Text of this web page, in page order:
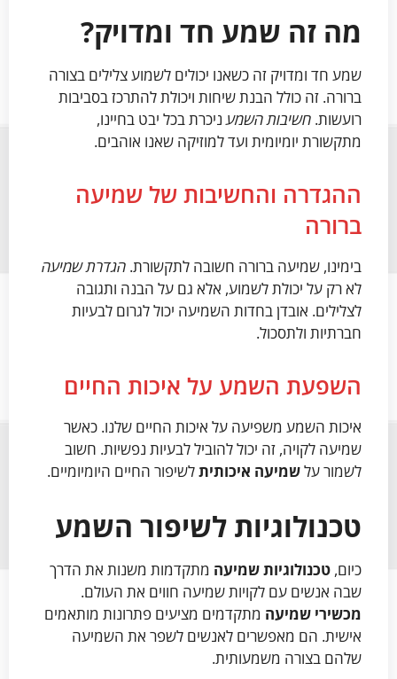
מה זה שמע חד ומדויק?
שמע חד ומדויק זה כשאנו יכולים לשמוע צלילים בצורה
ברורה. זה כולל הבנת שיחות ויכולת להתרכז בסביבות
רועשות. חשיבות השמעניכרת בכל יבט בחיינו,
מתקשורת יומיומית ועד למוזיקה שאנו אוהבים.
ההגדרה והחשיבות של שמיעה
ברורה
בימינו, שמיעה ברורה חשובה לתקשורת. הגדרת שמיעה
לא רק על יכולת לשמוע, אלא גם על הבנה ותגובה
לצלילים. אובדן בחדות השמיעה יכול לגרום לבעיות
חברתיות ולתסכול.
השפעת השמע על איכות החיים
איכות השמע משפיעה על איכות החיים שלנו. כאשר
שמיעה לקויה, זה יכול להוביל לבעיות נפשיות. חשוב
לשמור עלשמיעה איכותיתלשיפור החיים היומיומיים.
טכנולוגיות לשיפור השמע
כיום, טכנולוגיות שמיעה מתקדמות משנות את הדרך
שבה אנשים עם לקויות שמיעה חווים את העולם.
מכשירי שמיעה מתקדמים מציעים פתרונות מותאמים
אישית. הם מאפשרים לאנשים לשפר את השמיעה
שלהם בצורה משמעותית.